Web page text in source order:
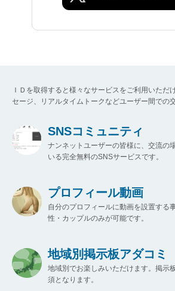
ＩＤを取得すると様々なサービスをご利用いただ
セージ、リアルタイムトークなどユーザー間での
SNSコミュニティ
ナンネットユーザーの皆様に、交流の
いる完全無料のSNSサービスです。
プロフィール動画
自分のプロフィールに動画を設置する
性・カップルのみが可能です。
地域別掲示板アダコミ
地域別でお楽しみいただけます。掲示
須となります。